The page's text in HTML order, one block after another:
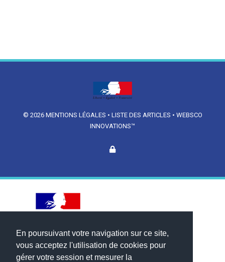
En poursuivant votre navigation sur ce site,
vous acceptez l'utilisation de cookies pour
gérer votre session et mesurer la
© 2026 MENTIONS LÉGALES • LISTE DES ARTICLES • WEBSCO
INNOVATIONS™